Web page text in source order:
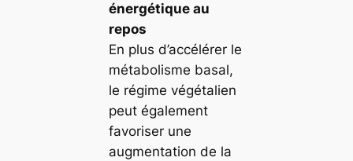
énergétique au
repos
En plus d’accélérer le
métabolisme basal,
le régime végétalien
peut également
favoriser une
augmentation de la